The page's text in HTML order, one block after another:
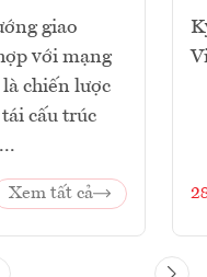
giao
với mạng
chiến lược
cấu trúc
Xem tất cả